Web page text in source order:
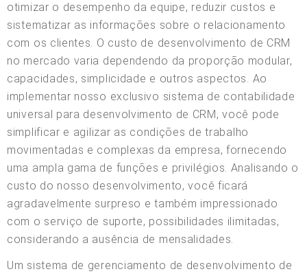
otimizar o desempenho da equipe, reduzir custos e
sistematizar as informações sobre o relacionamento
com os clientes. O custo de desenvolvimento de CRM
no mercado varia dependendo da proporção modular,
capacidades, simplicidade e outros aspectos. Ao
implementar nosso exclusivo sistema de contabilidade
universal para desenvolvimento de CRM, você pode
simplificar e agilizar as condições de trabalho
movimentadas e complexas da empresa, fornecendo
uma ampla gama de funções e privilégios. Analisando o
custo do nosso desenvolvimento, você ficará
agradavelmente surpreso e também impressionado
com o serviço de suporte, possibilidades ilimitadas,
considerando a ausência de mensalidades.
Um sistema de gerenciamento de desenvolvimento de